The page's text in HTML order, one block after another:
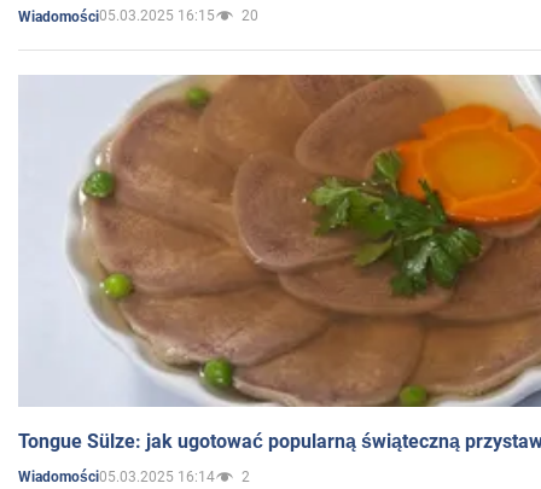
Wiadomości05.03.2025 16:15 20
Tongue Sülze: jak ugotować popularną świąteczną
Wiadomości05.03.2025 16:14 2